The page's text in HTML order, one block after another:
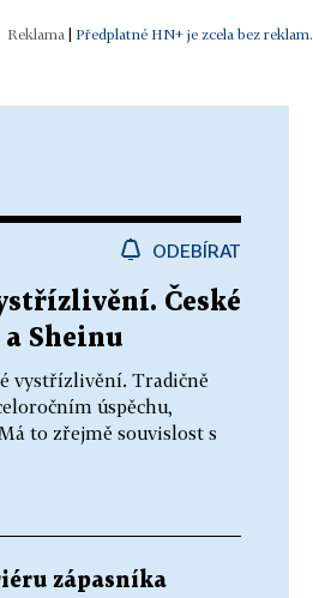
| Předplatné HN+ je zcela bez reklam.
ODEBÍRAT
České
Sheinu
vystřízlivění. Tradičně
úspěchu,
to zřejmě souvislost s
zápasníka